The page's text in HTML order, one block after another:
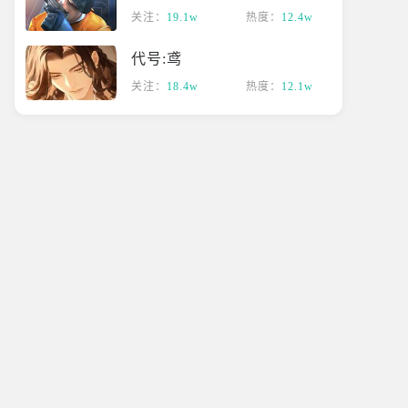
关注： 19.1w 热度： 12.4w
代号:鸢
关注： 18.4w 热度： 12.1w